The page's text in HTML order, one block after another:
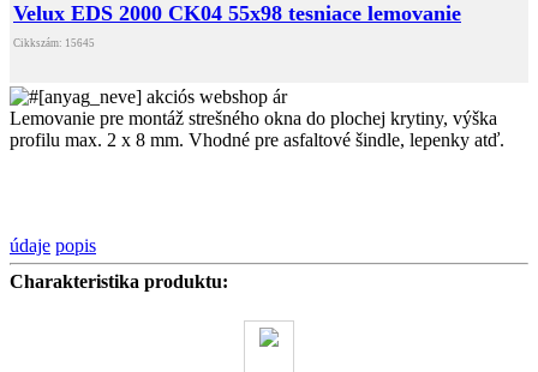
Velux EDS 2000 CK04 55x98 tesniace lemovanie
Cikkszám: 15645
Lemovanie pre montáž strešného okna do plochej krytiny, výška
profilu max. 2 x 8 mm. Vhodné pre asfaltové šindle, lepenky atď.
údaje popis
Charakteristika produktu: